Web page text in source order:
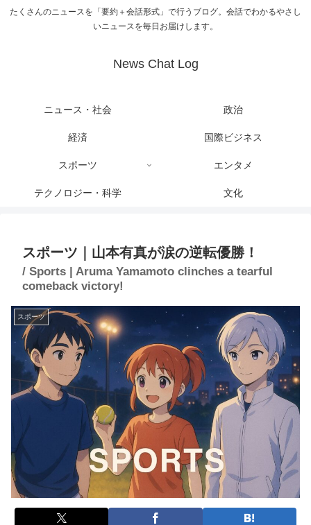
たくさんのニュースを「要約＋会話形式」で行うブログ。会話でわかるやさし
いニュースを毎日お届けします。
News Chat Log
ニュース・社会 政治
経済 国際ビジネス
スポーツ エンタメ
テクノロジー・科学 文化
スポーツ｜山本有真が涙の逆転優勝！
/ Sports | Aruma Yamamoto clinches a tearful
comeback victory!
スポーツ